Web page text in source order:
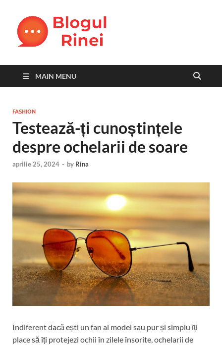
MAIN MENU
FASHION
Testează-ți cunoștințele
despre ochelarii de soare
aprilie 25, 2024 - by Rina
Indiferent dacă ești un fan al modei sau pur și simplu îți
place să îți protejezi ochii în zilele însorite, ochelarii de